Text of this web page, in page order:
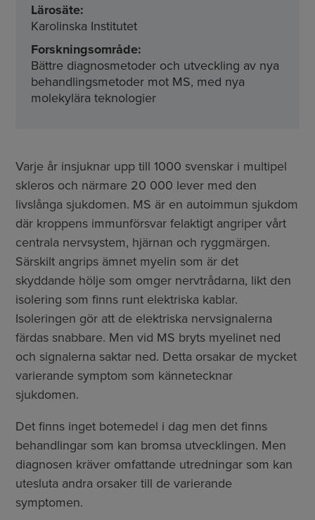
Lärosäte:
Karolinska Institutet
Forskningsområde:
Bättre diagnosmetoder och utveckling av nya
behandlingsmetoder mot MS, med nya
molekylära teknologier
Varje år insjuknar upp till 1000 svenskar i multipel
skleros och närmare 20 000 lever med den
livslånga sjukdomen. MS är en autoimmun sjukdom
där kroppens immunförsvar felaktigt angriper vårt
centrala nervsystem, hjärnan och ryggmärgen.
Särskilt angrips ämnet myelin som är det
skyddande hölje som omger nervtrådarna, likt den
isolering som finns runt elektriska kablar.
Isoleringen gör att de elektriska nervsignalerna
färdas snabbare. Men vid MS bryts myelinet ned
och signalerna saktar ned. Detta orsakar de mycket
varierande symptom som kännetecknar
sjukdomen.
Det finns inget botemedel i dag men det finns
behandlingar som kan bromsa utvecklingen. Men
diagnosen kräver omfattande utredningar som kan
utesluta andra orsaker till de varierande
symptomen.